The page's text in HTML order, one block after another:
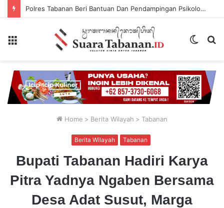
Polres Tabanan Beri Bantuan Dan Pendampingan Psikologis
Switch
Home > Berita Wilayah > Tabanan
Berita Wilayah Tabanan
Bupati Tabanan Hadiri Karya
Pitra Yadnya Ngaben Bersama
Desa Adat Susut, Marga